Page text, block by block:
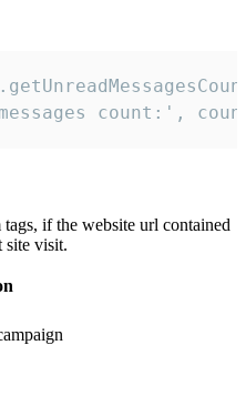
count:',
if the website url contained
site visit.